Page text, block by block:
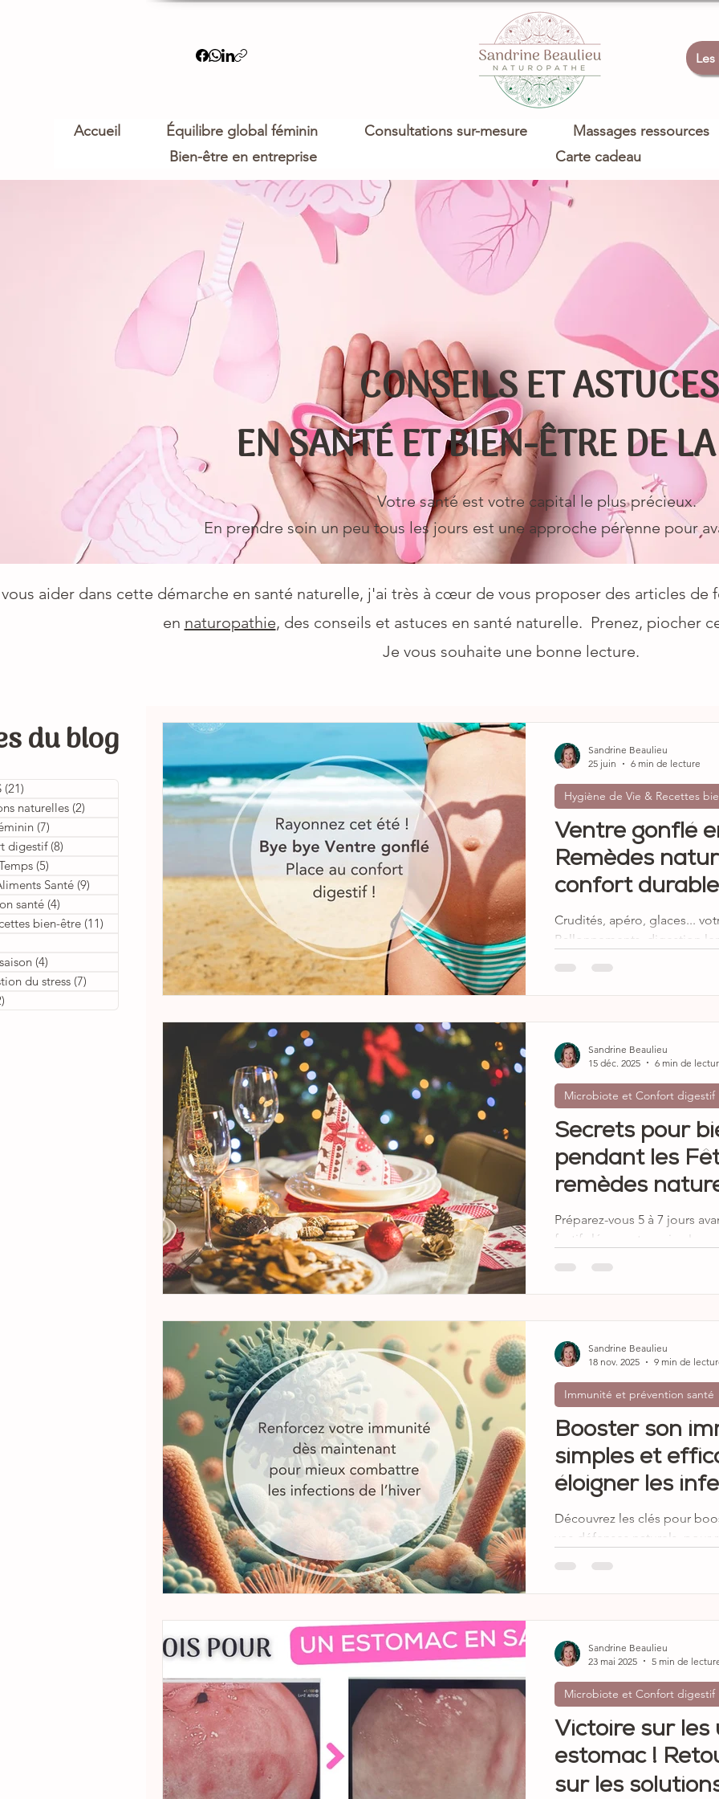
Accueil Équilibre global féminin Consultations sur-mesure Massages ressources
Bien-être en entreprise
Carte cadeau
CONSEILS ET ASTUCES
EN SANTÉ ET BIEN-ÊTRE DE
Votre santé est votre capital le plus précieux.
En prendre soin un peu tous les jours est une approche pérenne pour
aider dans cette démarche en santé naturelle, j'ai très à cœur de vous proposer des articles
en naturopathie, des conseils et astuces en santé naturelle. Prenez, piocher
Je vous souhaite une bonne lecture.
du blog
(21)
naturelles (2)
(7)
digestif (8)
(5)
Santé (9)
santé (4)
bien-être (11)
(4)
du stress (7)
Ventre gonflé
Remèdes
confort
Crudités, apéro, glaces...
Ballonnements, digestion
et efficaces pour retrouver
plaisirs, c'est possible ! Bye
Hygiène de Vie & Recettes
Sandrine Beaulieu
25 juin
6 min de lecture
Secrets pour
pendant les
remèdes
Préparez-vous 5 à 7 jours
festifs légers et sereins !
Microbiote et Confort digestif
Sandrine Beaulieu
15 déc. 2025
6 min de
Booster son
simples et
éloigner les
Découvrez les clés pour
vos défenses naturels, pour
Immunité et prévention santé
Sandrine Beaulieu
18 nov. 2025
9 min de
Victoire sur les
estomac !
sur les
Microbiote et Confort digestif
Sandrine Beaulieu
23 mai 2025
5 min de